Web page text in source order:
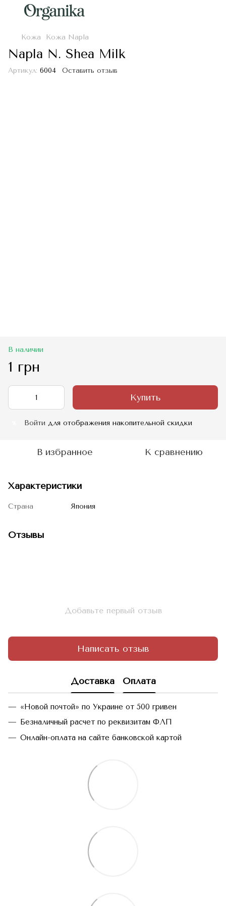
Кожа Кожа Napla
Napla N. Shea Milk
Артикул: 6004 Оставить отзыв
В наличии
1 грн
Купить
Войти для отображения накопительной скидки
В избранное К сравнению
Характеристики
Страна Япония
Отзывы
Добавьте первый отзыв
Написать отзыв
Доставка Оплата
«Новой почтой» по Украине от 500 гривен
Безналичный расчет по реквизитам ФЛП
Онлайн-оплата на сайте банковской картой